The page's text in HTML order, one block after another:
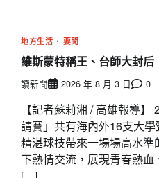
地方生活 要聞
維斯蒙特稱王、台師大封
讀新聞 2026 年 8 月 3 日 0
【記者蘇莉湘 / 高雄報導
請賽」共有海內外16支大
精湛球技帶來一場場高水
下熱情交流，展現青春熱